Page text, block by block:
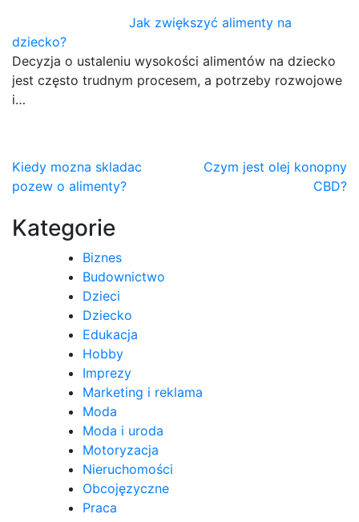
Jak zwiększyć alimenty na
dziecko?
Decyzja o ustaleniu wysokości alimentów na dziecko
jest często trudnym procesem, a potrzeby rozwojowe
i…
Nawigacja
wpisu
Kiedy mozna skladac
pozew o alimenty?
Czym jest olej konopny
CBD?
Kategorie
Biznes
Budownictwo
Dzieci
Dziecko
Edukacja
Hobby
Imprezy
Marketing i reklama
Moda
Moda i uroda
Motoryzacja
Nieruchomości
Obcojęzyczne
Praca